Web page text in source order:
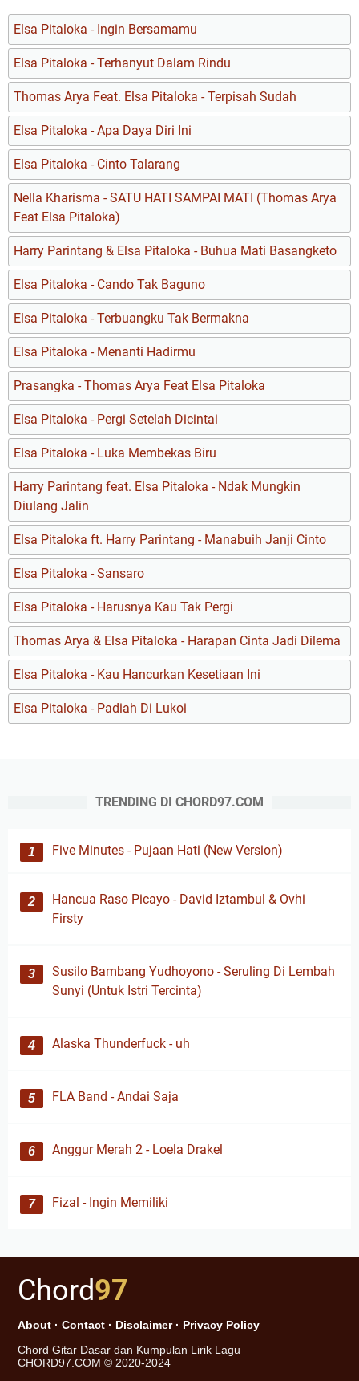
Elsa Pitaloka - Ingin Bersamamu
Elsa Pitaloka - Terhanyut Dalam Rindu
Thomas Arya Feat. Elsa Pitaloka - Terpisah Sudah
Elsa Pitaloka - Apa Daya Diri Ini
Elsa Pitaloka - Cinto Talarang
Nella Kharisma - SATU HATI SAMPAI MATI (Thomas Arya
Feat Elsa Pitaloka)
Harry Parintang & Elsa Pitaloka - Buhua Mati Basangketo
Elsa Pitaloka - Cando Tak Baguno
Elsa Pitaloka - Terbuangku Tak Bermakna
Elsa Pitaloka - Menanti Hadirmu
Prasangka - Thomas Arya Feat Elsa Pitaloka
Elsa Pitaloka - Pergi Setelah Dicintai
Elsa Pitaloka - Luka Membekas Biru
Harry Parintang feat. Elsa Pitaloka - Ndak Mungkin
Diulang Jalin
Elsa Pitaloka ft. Harry Parintang - Manabuih Janji Cinto
Elsa Pitaloka - Sansaro
Elsa Pitaloka - Harusnya Kau Tak Pergi
Thomas Arya & Elsa Pitaloka - Harapan Cinta Jadi Dilema
Elsa Pitaloka - Kau Hancurkan Kesetiaan Ini
Elsa Pitaloka - Padiah Di Lukoi
TRENDING DI CHORD97.COM
Five Minutes - Pujaan Hati (New Version)
Hancua Raso Picayo - David Iztambul & Ovhi
Firsty
Susilo Bambang Yudhoyono - Seruling Di Lembah
Sunyi (Untuk Istri Tercinta)
Alaska Thunderfuck - uh
FLA Band - Andai Saja
Anggur Merah 2 - Loela Drakel
Fizal - Ingin Memiliki
Chord97
About · Contact · Disclaimer· Privacy Policy
Chord Gitar Dasar dan Kumpulan Lirik Lagu
CHORD97.COM © 2020-2024